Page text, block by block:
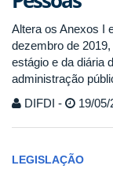
Altera os Anexos I
dezembro de
estágio e da diária
administração
DIFDI -
19/
LEGISLAÇÃO